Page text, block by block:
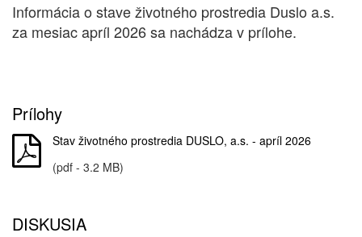
Informácia o stave životného prostredia Duslo a.s.
za mesiac apríl 2026 sa nachádza v prílohe.
Prílohy
Stav životného prostredia DUSLO, a.s. - apríl 2026
(pdf - 3.2 MB)
DISKUSIA